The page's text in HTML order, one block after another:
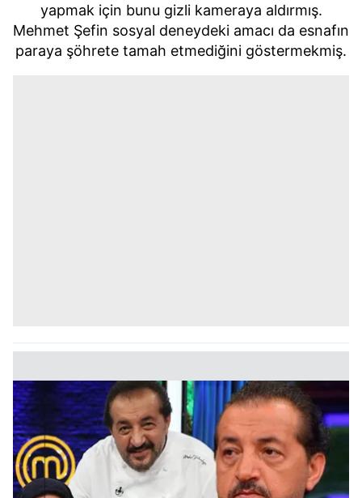
yapmak için bunu gizli kameraya aldırmış.
Mehmet Şefin sosyal deneydeki amacı da esnafın
paraya şöhrete tamah etmediğini göstermekmiş.